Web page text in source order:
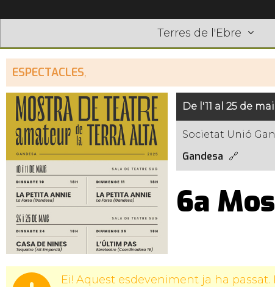
Terres de l'Ebre
ESPECTACLES,
De l'11 al 25 de
Societat Unió
Gandesa
6a
Ei! Aquest esdeveniment ja ha passat.